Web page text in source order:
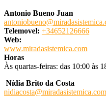
Antonio Bueno Juan
Telemovel: +34652126666
Web:
www.miradasistemica.com
Horas
Às quartas-feiras: das 10:00 às
Nídia Brito da Costa
nidiacosta@miradasistemica.com